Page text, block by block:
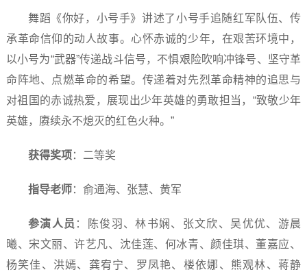
舞蹈《你好，小号手》讲述了小号手追随红军队伍、传
承革命信仰的动人故事。心怀赤诚的少年，在艰苦环境中，
以小号为“武器”传递战斗信号，不惧艰险吹响冲锋号、坚守革
命阵地、点燃革命的希望。传递着对先烈革命精神的追思与
对祖国的赤诚热爱，展现出少年英雄的勇敢担当，“致敬少年
英雄，赓续永不熄灭的红色火种。”
获得奖项 ：二等奖
指导老师：俞通海、张慧、黄军
参演人员 ：陈俊羽、林书娴、张文欣、吴优优、游晨
曦、宋文丽、许艺凡、沈佳莲、何冰青、颜佳琪、董嘉应、
杨笑佳、洪嫣、龚宥宁、罗凤艳、楼依娜、熊观林、蒋静